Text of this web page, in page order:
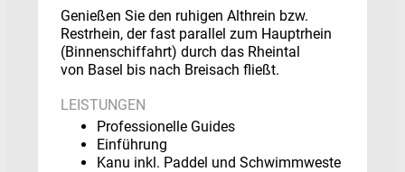
Genießen Sie den ruhigen Althrein bzw.
Restrhein, der fast parallel zum Hauptrhein
(Binnenschiffahrt) durch das Rheintal
von Basel bis nach Breisach fließt.
LEISTUNGEN
Professionelle Guides
Einführung
Kanu inkl. Paddel und Schwimmweste